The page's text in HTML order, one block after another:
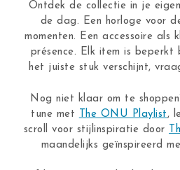
Ontdek de collectie in je
de dag. Een horloge voor
momenten. Een accessoire als
présence. Elk item is beperkt
het juiste stuk verschijnt,
Nog niet klaar om te
tune met
The ONU Playlist ,
scroll voor stijlinspiratie door
maandelijks geïnspireerd